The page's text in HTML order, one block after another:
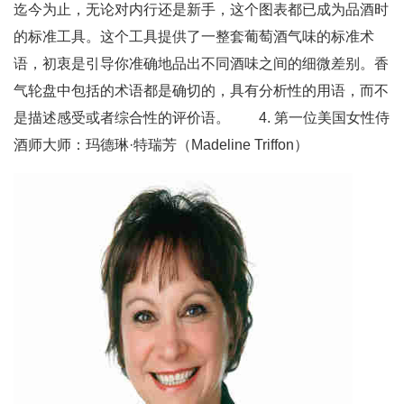
迄今为止，无论对内行还是新手，这个图表都已成为品酒时
的标准工具。这个工具提供了一整套葡萄酒气味的标准术
语，初衷是引导你准确地品出不同酒味之间的细微差别。香
气轮盘中包括的术语都是确切的，具有分析性的用语，而不
是描述感受或者综合性的评价语。 4. 第一位美国女性侍
酒师大师：玛德琳·特瑞芳（Madeline Triffon）